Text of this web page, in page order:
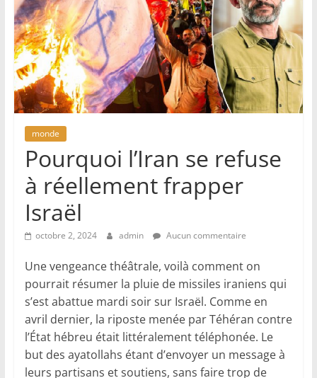
monde
Pourquoi l’Iran se refuse
à réellement frapper
Israël
octobre 2, 2024 admin Aucun commentaire
Une vengeance théâtrale, voilà comment on
pourrait résumer la pluie de missiles iraniens qui
s’est abattue mardi soir sur Israël. Comme en
avril dernier, la riposte menée par Téhéran contre
l’État hébreu était littéralement téléphonée. Le
but des ayatollahs étant d’envoyer un message à
leurs partisans et soutiens, sans faire trop de